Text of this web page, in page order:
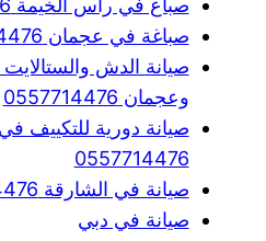
صباغ في راس الخيمة 0557714476
صباغة في عجمان 0557714476
صيانة الدش
وعجمان 0557714476
صيانة دورية للتكييف
0557714476
صيانة في الشارقة 0557714476
صيانة في دبي